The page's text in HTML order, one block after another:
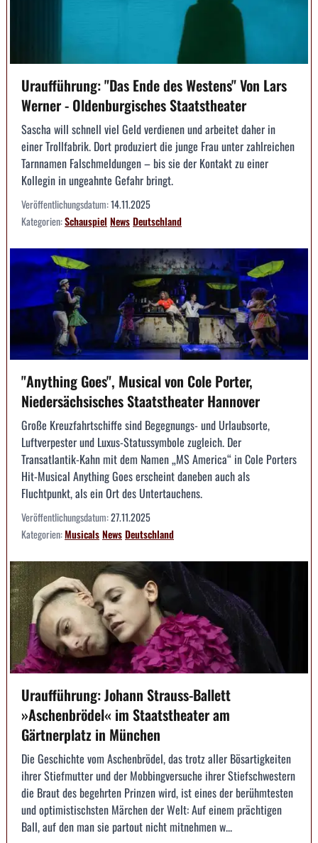
Uraufführung: "Das Ende des Westens" Von Lars
Werner - Oldenburgisches Staatstheater
Sascha will schnell viel Geld verdienen und arbeitet daher in
einer Trollfabrik. Dort produziert die junge Frau unter zahlreichen
Tarnnamen Falschmeldungen – bis sie der Kontakt zu einer
Kollegin in ungeahnte Gefahr bringt.
Veröffentlichungsdatum:14.11.2025
Kategorien:Schauspiel NewsDeutschland
"Anything Goes", Musical von Cole Porter,
Niedersächsisches Staatstheater Hannover
Große Kreuzfahrtschiffe sind Begegnungs- und Urlaubsorte,
Luftverpester und Luxus-Statussymbole zugleich. Der
Transatlantik-Kahn mit dem Namen „MS America“ in Cole Porters
Hit-Musical Anything Goes erscheint daneben auch als
Fluchtpunkt, als ein Ort des Untertauchens.
Veröffentlichungsdatum:27.11.2025
Kategorien:MusicalsNewsDeutschland
Uraufführung: Johann Strauss-Ballett
»Aschenbrödel« im Staatstheater am
Gärtnerplatz in München
Die Geschichte vom Aschenbrödel, das trotz aller Bösartigkeiten
ihrer Stiefmutter und der Mobbingversuche ihrer Stiefschwestern
die Braut des begehrten Prinzen wird, ist eines der berühmtesten
und optimistischsten Märchen der Welt: Auf einem prächtigen
Ball, auf den man sie partout nicht mitnehmen w...